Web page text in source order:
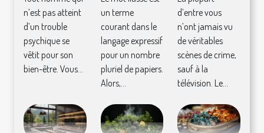
n’est pas atteint
d’un trouble
psychique se
vêtit pour son
bien-être. Vous...
un terme
courant dans le
langage expressif
pour un nombre
pluriel de papiers.
Alors,...
d’entre vous
n’ont jamais vu
de véritables
scènes de crime,
sauf à la
télévision. Le...